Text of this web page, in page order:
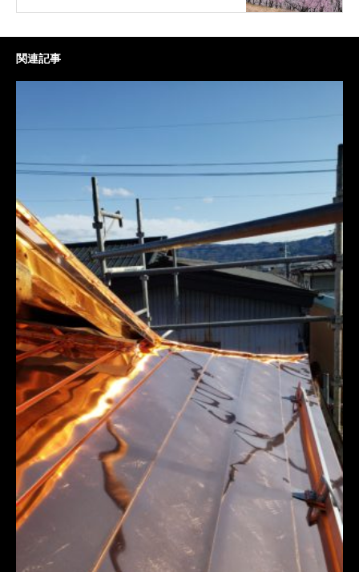
関連記事